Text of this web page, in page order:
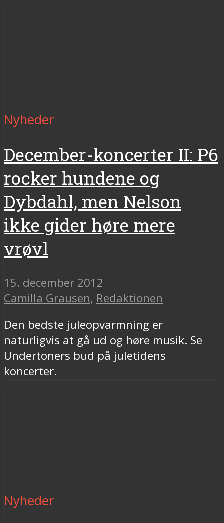
Nyheder
December-koncerter II: P6
rocker hundene og
Dybdahl, men Nelson
ikke gider høre mere
vrøvl
15. december 2012
Camilla Grausen, Redaktionen
Den bedste juleopvarmning er
naturligvis at gå ud og høre musik. Se
Undertoners bud på juletidens
koncerter.
Nyheder